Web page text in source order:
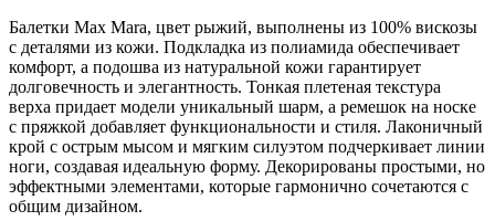
Балетки Max Mara, цвет рыжий, выполнены из 100% вискозы
с деталями из кожи. Подкладка из полиамида обеспечивает
комфорт, а подошва из натуральной кожи гарантирует
долговечность и элегантность. Тонкая плетеная текстура
верха придает модели уникальный шарм, а ремешок на носке
с пряжкой добавляет функциональности и стиля. Лаконичный
крой с острым мысом и мягким силуэтом подчеркивает линии
ноги, создавая идеальную форму. Декорированы простыми, но
эффектными элементами, которые гармонично сочетаются с
общим дизайном.